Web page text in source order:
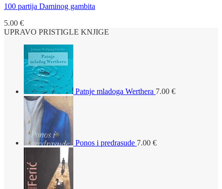
100 partija Daminog gambita
5.00 €
UPRAVO PRISTIGLE KNJIGE
Patnje mladoga Werthera 7.00 €
Ponos i predrasude 7.00 €